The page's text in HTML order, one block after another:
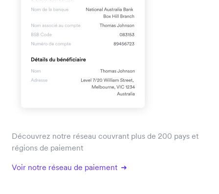
Découvrez notre réseau couvrant plus de 200 pays et
régions de paiement
Voir notre réseau de paiement